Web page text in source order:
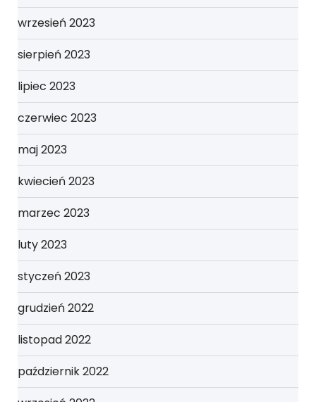
wrzesień 2023
sierpień 2023
lipiec 2023
czerwiec 2023
maj 2023
kwiecień 2023
marzec 2023
luty 2023
styczeń 2023
grudzień 2022
listopad 2022
październik 2022